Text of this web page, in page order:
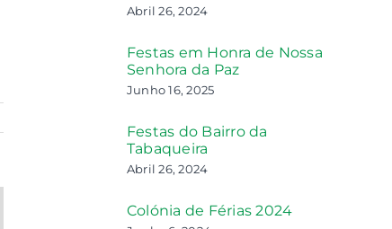
Abril 26, 2024
Festas em Honra de Nossa
Senhora da Paz
Junho 16, 2025
Festas do Bairro da
Tabaqueira
Abril 26, 2024
Colónia de Férias 2024